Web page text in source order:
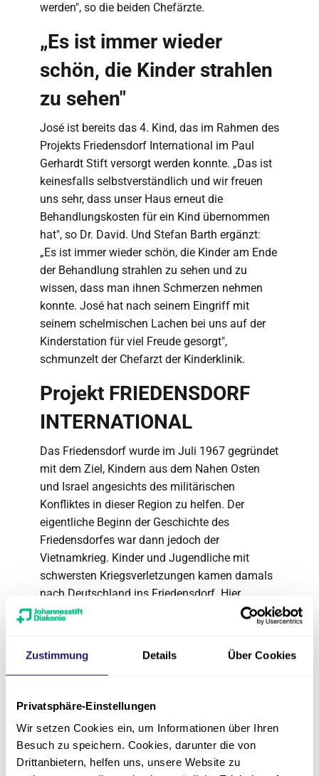
Zustimmung Details Über Cookies
Privatsphäre-Einstellungen
Wir setzen Cookies ein, um Informationen über Ihren
Besuch zu speichern. Cookies, darunter die von
Drittanbietern, helfen uns, unsere Website zu
werden", so die beiden Chefärzte.
„Es ist immer wieder
schön, die Kinder strahlen
zu sehen"
José ist bereits das 4. Kind, das im Rahmen des
Projekts Friedensdorf International im Paul
Gerhardt Stift versorgt werden konnte. „Das ist
keinesfalls selbstverständlich und wir freuen
uns sehr, dass unser Haus erneut die
Behandlungskosten für ein Kind übernommen
hat", so Dr. David. Und Stefan Barth ergänzt:
„Es ist immer wieder schön, die Kinder am Ende
der Behandlung strahlen zu sehen und zu
wissen, dass man ihnen Schmerzen nehmen
konnte. José hat nach seinem Eingriff mit
seinem schelmischen Lachen bei uns auf der
Kinderstation für viel Freude gesorgt",
schmunzelt der Chefarzt der Kinderklinik.
Projekt FRIEDENSDORF
INTERNATIONAL
Das Friedensdorf wurde im Juli 1967 gegründet
mit dem Ziel, Kindern aus dem Nahen Osten
und Israel angesichts des militärischen
Konfliktes in dieser Region zu helfen. Der
eigentliche Beginn der Geschichte des
Friedensdorfes war dann jedoch der
Vietnamkrieg. Kinder und Jugendliche mit
schwersten Kriegsverletzungen kamen damals
nach Deutschland ins Friedensdorf. Hier
wurden Krankenhäuser gesucht – und
Leistungen kostenfrei zur Verfügung stellten,
um die Kinder und Jugendlichen zu behandeln.
kranke Mädchen und Jungen durch das
Deutschland und im Rahmen der Projektarbeit
behandelt werden. In vielen Städten arbeitet die
Organisation dabei mit Ehrenamtlichen